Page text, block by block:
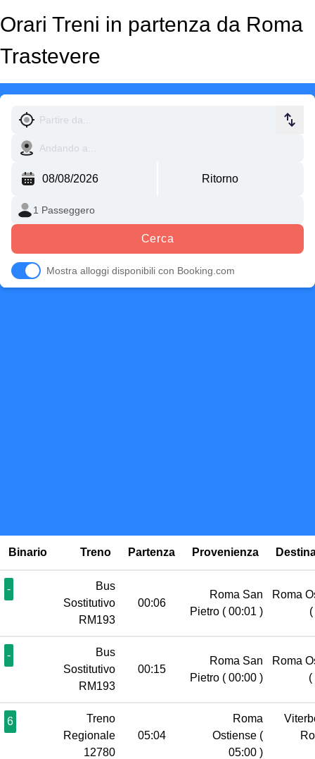
Orari Treni in partenza da Roma
Trastevere
Cerca
Mostra alloggi disponibili con Booking.com
Binario Treno Partenza Provenienza
-
Bus
Sostitutivo
RM193
00:06
Roma San
Pietro ( 00:01 )
Roma
-
Bus
Sostitutivo
RM193
00:15
Roma San
Pietro ( 00:00 )
Roma
(
6
Treno
Regionale
12780
05:04
Roma
Ostiense (
05:00 )